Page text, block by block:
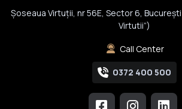
Șoseaua Virtuții, nr 56E, Sector 6,
Virtutii”)
Call Center
0372 400 500